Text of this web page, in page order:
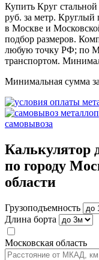
Купить Круг
руб. за метр. Круглый
в Москве и
подбор размеров.
любую точку РФ; по
транспортом.
Минимальная сумма
самовывоза
Калькулятор
по городу
области
Грузоподъемность
Длина борта
Московская область